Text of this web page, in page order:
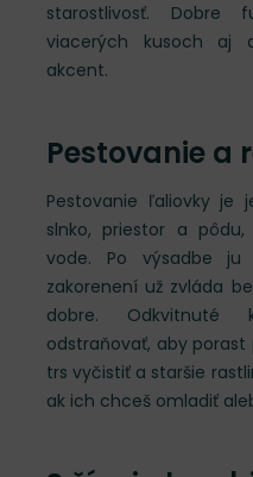
starostlivosť. Dobre
viacerých kusoch aj
akcent.
Pestovanie a
Pestovanie ľaliovky je
slnko, priestor a
vode. Po výsadbe ju
zakorenení už zvláda
dobre. Odkvitnuté
odstraňovať, aby porast
trs vyčistiť a staršie
ak ich chceš omladiť